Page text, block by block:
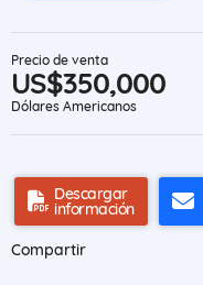
Precio de venta
US$350,000
Dólares Americanos
Descargar
información
Compartir